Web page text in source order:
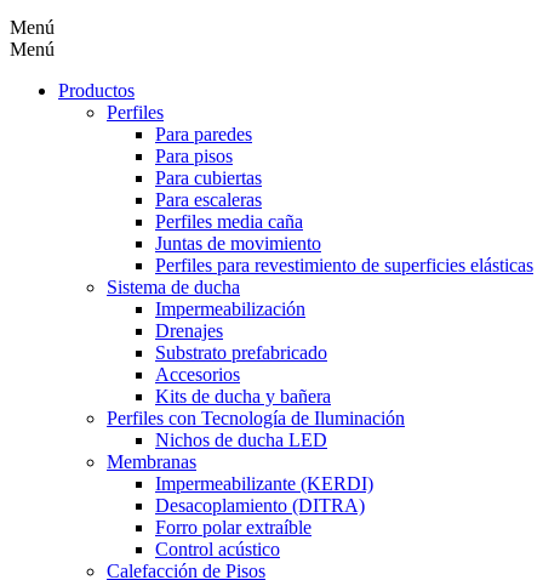
Menú
Menú
Productos
Perfiles
Para paredes
Para pisos
Para cubiertas
Para escaleras
Perfiles media caña
Juntas de movimiento
Perfiles para revestimiento de superficies elásticas
Sistema de ducha
Impermeabilización
Drenajes
Substrato prefabricado
Accesorios
Kits de ducha y bañera
Perfiles con Tecnología de Iluminación
Nichos de ducha LED
Membranas
Impermeabilizante (KERDI)
Desacoplamiento (DITRA)
Forro polar extraíble
Control acústico
Calefacción de Pisos